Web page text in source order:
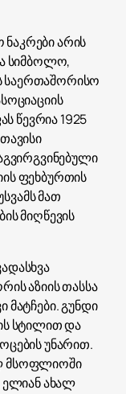
არის
სიმბოლო,
საერთაშორისო
წევრია 1925
ფეხბურთის
მათ
მიღწევის
აზიის თასსა
მატჩები. გუნდი
სტილით და
უნარით.
მსოფლიოში
ელიან ახალ